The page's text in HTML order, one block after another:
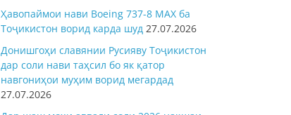
Ҳавопаймои нави Boeing 737-8 MAX ба
Тоҷикистон ворид карда шуд 27.07.2026
Донишгоҳи славянии Русияву Тоҷикистон
дар соли нави таҳсил бо як қатор
навгониҳои муҳим ворид мегардад
27.07.2026